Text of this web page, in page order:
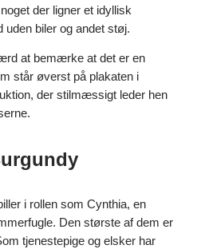
der ligner et idyllisk
uden biler og andet støj.
at bemærke at det er en
står øverst på plakaten i
der stilmæssigt leder hen
i rollen som Cynthia, en
Den største af dem er
tjenestepige og elsker har